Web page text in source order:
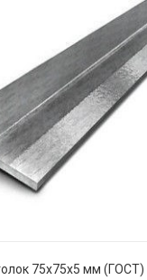
75х75х5 мм (ГОСТ)